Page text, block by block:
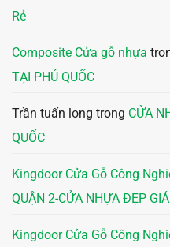
Rẻ
Composite Cửa gỗ nhựa
TẠI PHÚ QUỐC
Trần tuấn long trong CỬA
QUỐC
Kingdoor Cửa Gỗ Công
QUẬN 2-CỬA NHỰA ĐẸP
Kingdoor Cửa Gỗ Công